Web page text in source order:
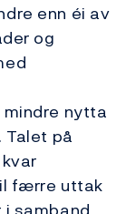
enn éi av
og
nytta
Talet på
færre uttak